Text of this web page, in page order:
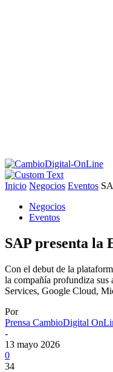
Inicio Negocios Eventos
Negocios
Eventos
SAP presenta la
Con el debut de la
la compañía profundiza
Services, Google Cloud,
Por
Prensa CambioDigital
-
13 mayo 2026
0
34